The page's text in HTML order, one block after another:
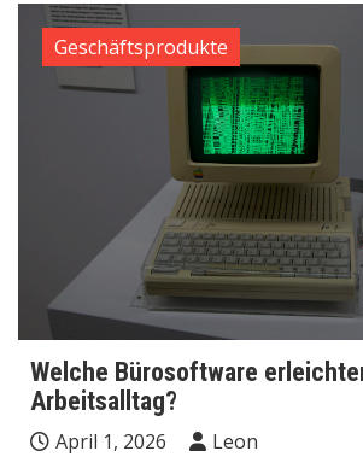
Geschäftsprodukte
Welche Bürosoftware
Arbeitsalltag?
April 1, 2026
Leon